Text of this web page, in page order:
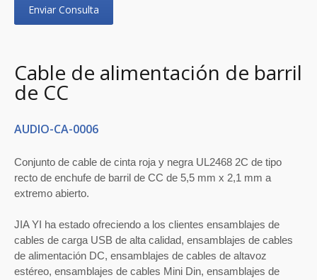
Enviar Consulta
Cable de alimentación de barril
de CC
AUDIO-CA-0006
Conjunto de cable de cinta roja y negra UL2468 2C de tipo
recto de enchufe de barril de CC de 5,5 mm x 2,1 mm a
extremo abierto.
JIA YI ha estado ofreciendo a los clientes ensamblajes de
cables de carga USB de alta calidad, ensamblajes de cables
de alimentación DC, ensamblajes de cables de altavoz
estéreo, ensamblajes de cables Mini Din, ensamblajes de